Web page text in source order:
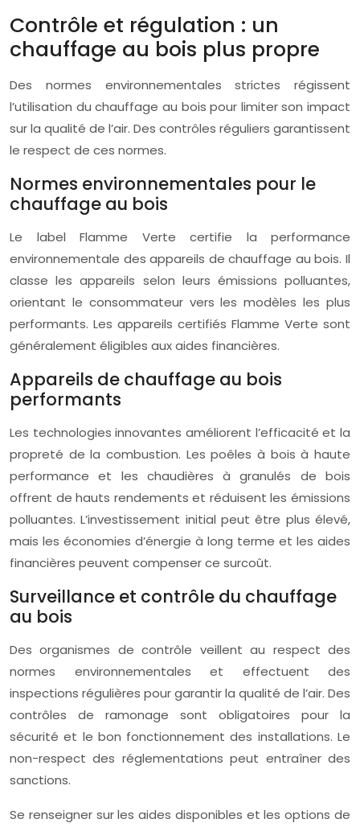
Contrôle et régulation : un
chauffage au bois plus propre
Des normes environnementales strictes régissent
l’utilisation du chauffage au bois pour limiter son impact
sur la qualité de l’air. Des contrôles réguliers garantissent
le respect de ces normes.
Normes environnementales pour le
chauffage au bois
Le label Flamme Verte certifie la performance
environnementale des appareils de chauffage au bois. Il
classe les appareils selon leurs émissions polluantes,
orientant le consommateur vers les modèles les plus
performants. Les appareils certifiés Flamme Verte sont
généralement éligibles aux aides financières.
Appareils de chauffage au bois
performants
Les technologies innovantes améliorent l’efficacité et la
propreté de la combustion. Les poêles à bois à haute
performance et les chaudières à granulés de bois
offrent de hauts rendements et réduisent les émissions
polluantes. L’investissement initial peut être plus élevé,
mais les économies d’énergie à long terme et les aides
financières peuvent compenser ce surcoût.
Surveillance et contrôle du chauffage
au bois
Des organismes de contrôle veillent au respect des
normes environnementales et effectuent des
inspections régulières pour garantir la qualité de l’air. Des
contrôles de ramonage sont obligatoires pour la
sécurité et le bon fonctionnement des installations. Le
non-respect des réglementations peut entraîner des
sanctions.
Se renseigner sur les aides disponibles et les options de